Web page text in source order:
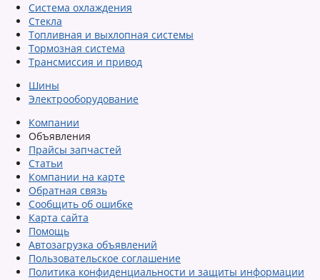
Система охлаждения
Стекла
Топливная и выхлопная системы
Тормозная система
Трансмиссия и привод
Шины
Электрооборудование
Компании
Объявления
Прайсы запчастей
Статьи
Компании на карте
Обратная связь
Сообщить об ошибке
Карта сайта
Помощь
Автозагрузка объявлений
Пользовательское соглашение
Политика конфиденциальности и защиты информации